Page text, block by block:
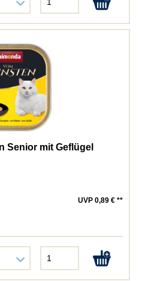
Senior mit Geflügel
UVP 0,89 € **